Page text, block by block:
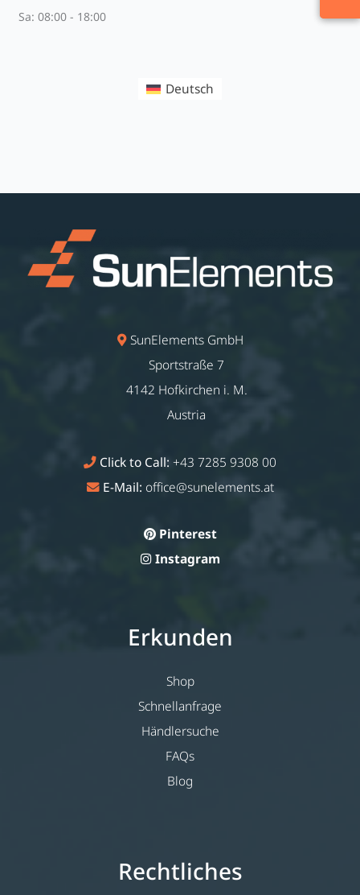
Sa: 08:00 - 18:00
Deutsch
SunElements GmbH
Sportstraße 7
4142 Hofkirchen i. M.
Austria
Click to Call: +43 7285 9308 00
E-Mail: office@sunelements.at
Pinterest
Instagram
Erkunden
Shop
Schnellanfrage
Händlersuche
FAQs
Blog
Rechtliches